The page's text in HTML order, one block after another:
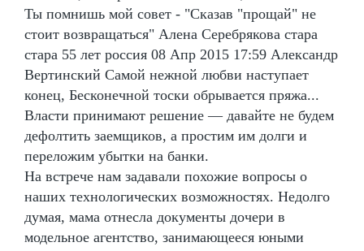
Ты помнишь мой совет - "Сказав "прощай" не
стоит возвращаться" Алена Серебрякова стара
стара 55 лет россия 08 Апр 2015 17:59 Александр
Вертинский Самой нежной любви наступает
конец, Бесконечной тоски обрывается пряжа...
Власти принимают решение — давайте не будем
дефолтить заемщиков, а простим им долги и
переложим убытки на банки.
На встрече нам задавали похожие вопросы о
наших технологических возможностях. Недолго
думая, мама отнесла документы дочери в
модельное агентство, занимающееся юными